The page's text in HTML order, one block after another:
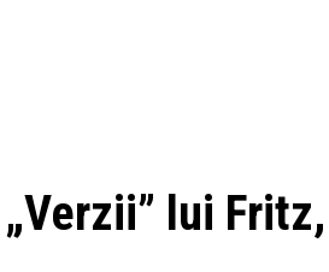
lui